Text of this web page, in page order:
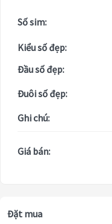
Số sim:
Kiểu số đẹp:
Đầu số đẹp:
Đuôi số đẹp:
Ghi chú:
Giá bán:
Đặt mua